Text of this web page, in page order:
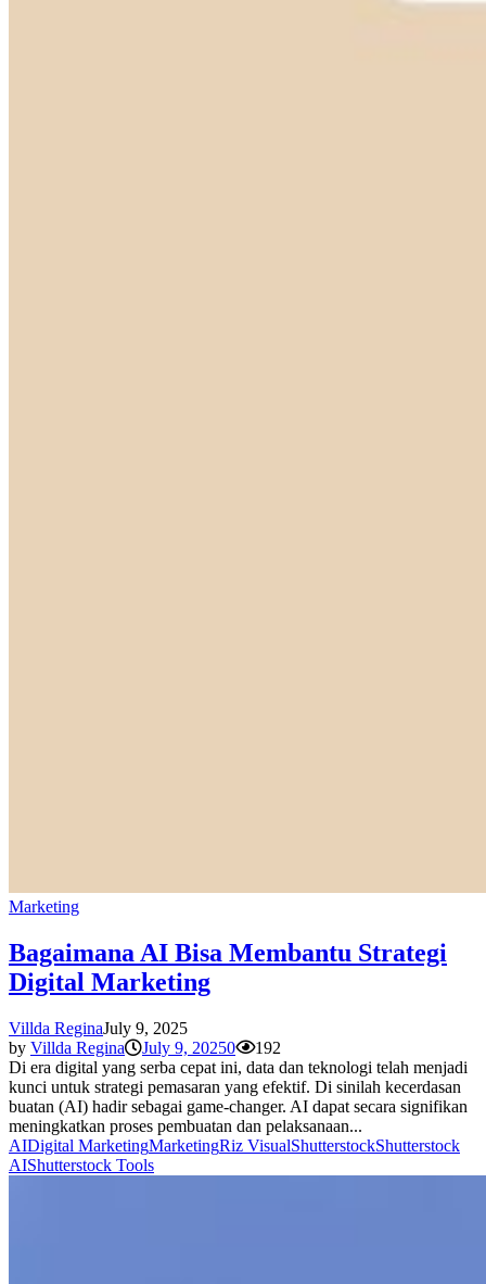
Marketing
Bagaimana AI Bisa Membantu Strategi
Digital Marketing
Villda ReginaJuly 9, 2025
by Villda Regina July 9, 20250
192
Di era digital yang serba cepat ini, data dan teknologi telah menjadi
kunci untuk strategi pemasaran yang efektif. Di sinilah kecerdasan
buatan (AI) hadir sebagai game-changer. AI dapat secara signifikan
meningkatkan proses pembuatan dan pelaksanaan...
AIDigital MarketingMarketingRiz VisualShutterstockShutterstock
AIShutterstock Tools